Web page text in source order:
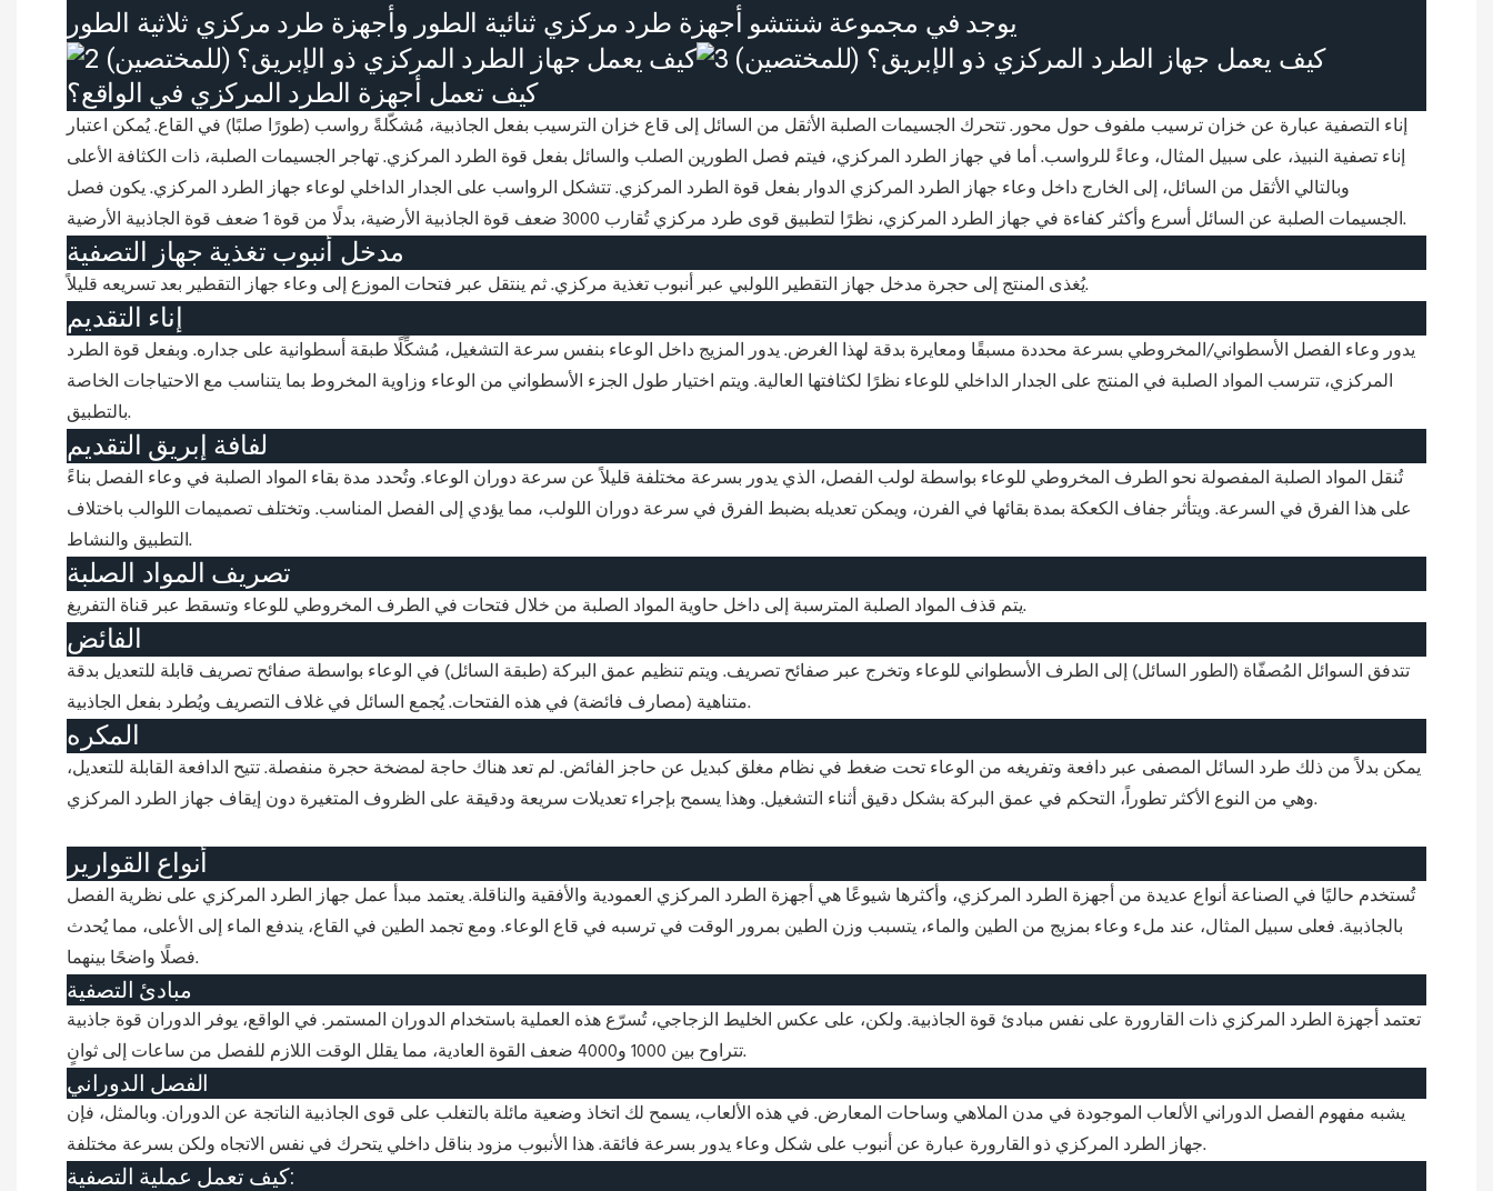
يوجد في مجموعة شنتشو أجهزة طرد مركزي ثنائية الطور وأجهزة طرد مركزي ثلاثية الطور
كيف تعمل أجهزة الطرد المركزي في الواقع؟
إناء التصفية عبارة عن خزان ترسيب ملفوف حول محور. تتحرك الجسيمات الصلبة الأثقل من السائل إلى قاع خزان الترسيب بفعل الجاذبية، مُشكّلةً رواسب (طورًا صلبًا) في القاع. يُمكن اعتبار
إناء تصفية النبيذ، على سبيل المثال، وعاءً للرواسب. أما في جهاز الطرد المركزي، فيتم فصل الطورين الصلب والسائل بفعل قوة الطرد المركزي. تهاجر الجسيمات الصلبة، ذات الكثافة الأعلى
وبالتالي الأثقل من السائل، إلى الخارج داخل وعاء جهاز الطرد المركزي الدوار بفعل قوة الطرد المركزي. تتشكل الرواسب على الجدار الداخلي لوعاء جهاز الطرد المركزي. يكون فصل
الجسيمات الصلبة عن السائل أسرع وأكثر كفاءة في جهاز الطرد المركزي، نظرًا لتطبيق قوى طرد مركزي تُقارب 3000 ضعف قوة الجاذبية الأرضية، بدلًا من قوة 1 ضعف قوة الجاذبية الأرضية.
مدخل أنبوب تغذية جهاز التصفية
يُغذى المنتج إلى حجرة مدخل جهاز التقطير اللولبي عبر أنبوب تغذية مركزي. ثم ينتقل عبر فتحات الموزع إلى وعاء جهاز التقطير بعد تسريعه قليلاً.
إناء التقديم
يدور وعاء الفصل الأسطواني/المخروطي بسرعة محددة مسبقًا ومعايرة بدقة لهذا الغرض. يدور المزيج داخل الوعاء بنفس سرعة التشغيل، مُشكِّلًا طبقة أسطوانية على جداره. وبفعل قوة الطرد
المركزي، تترسب المواد الصلبة في المنتج على الجدار الداخلي للوعاء نظرًا لكثافتها العالية. ويتم اختيار طول الجزء الأسطواني من الوعاء وزاوية المخروط بما يتناسب مع الاحتياجات الخاصة
بالتطبيق.
لفافة إبريق التقديم
تُنقل المواد الصلبة المفصولة نحو الطرف المخروطي للوعاء بواسطة لولب الفصل، الذي يدور بسرعة مختلفة قليلاً عن سرعة دوران الوعاء. وتُحدد مدة بقاء المواد الصلبة في وعاء الفصل بناءً
على هذا الفرق في السرعة. ويتأثر جفاف الكعكة بمدة بقائها في الفرن، ويمكن تعديله بضبط الفرق في سرعة دوران اللولب، مما يؤدي إلى الفصل المناسب. وتختلف تصميمات اللوالب باختلاف
التطبيق والنشاط.
تصريف المواد الصلبة
يتم قذف المواد الصلبة المترسبة إلى داخل حاوية المواد الصلبة من خلال فتحات في الطرف المخروطي للوعاء وتسقط عبر قناة التفريغ.
الفائض
تتدفق السوائل المُصفّاة (الطور السائل) إلى الطرف الأسطواني للوعاء وتخرج عبر صفائح تصريف. ويتم تنظيم عمق البركة (طبقة السائل) في الوعاء بواسطة صفائح تصريف قابلة للتعديل بدقة
متناهية (مصارف فائضة) في هذه الفتحات. يُجمع السائل في غلاف التصريف ويُطرد بفعل الجاذبية.
المكره
يمكن بدلاً من ذلك طرد السائل المصفى عبر دافعة وتفريغه من الوعاء تحت ضغط في نظام مغلق كبديل عن حاجز الفائض. لم تعد هناك حاجة لمضخة حجرة منفصلة. تتيح الدافعة القابلة للتعديل،
وهي من النوع الأكثر تطوراً، التحكم في عمق البركة بشكل دقيق أثناء التشغيل. وهذا يسمح بإجراء تعديلات سريعة ودقيقة على الظروف المتغيرة دون إيقاف جهاز الطرد المركزي.
أنواع القوارير
تُستخدم حاليًا في الصناعة أنواع عديدة من أجهزة الطرد المركزي، وأكثرها شيوعًا هي أجهزة الطرد المركزي العمودية والأفقية والناقلة. يعتمد مبدأ عمل جهاز الطرد المركزي على نظرية الفصل
بالجاذبية. فعلى سبيل المثال، عند ملء وعاء بمزيج من الطين والماء، يتسبب وزن الطين بمرور الوقت في ترسبه في قاع الوعاء. ومع تجمد الطين في القاع، يندفع الماء إلى الأعلى، مما يُحدث
فصلًا واضحًا بينهما.
مبادئ التصفية
تعتمد أجهزة الطرد المركزي ذات القارورة على نفس مبادئ قوة الجاذبية. ولكن، على عكس الخليط الزجاجي، تُسرّع هذه العملية باستخدام الدوران المستمر. في الواقع، يوفر الدوران قوة جاذبية
تتراوح بين 1000 و4000 ضعف القوة العادية، مما يقلل الوقت اللازم للفصل من ساعات إلى ثوانٍ.
الفصل الدوراني
يشبه مفهوم الفصل الدوراني الألعاب الموجودة في مدن الملاهي وساحات المعارض. في هذه الألعاب، يسمح لك اتخاذ وضعية مائلة بالتغلب على قوى الجاذبية الناتجة عن الدوران. وبالمثل، فإن
جهاز الطرد المركزي ذو القارورة عبارة عن أنبوب على شكل وعاء يدور بسرعة فائقة. هذا الأنبوب مزود بناقل داخلي يتحرك في نفس الاتجاه ولكن بسرعة مختلفة.
كيف تعمل عملية التصفية: